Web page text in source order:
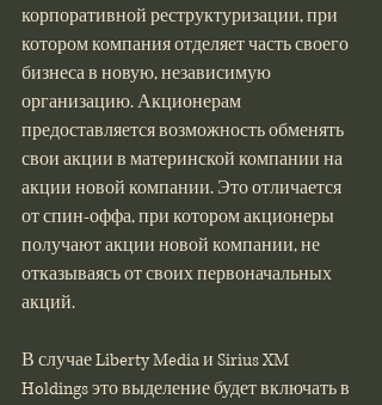
корпоративной реструктуризации, при
котором компания отделяет часть своего
бизнеса в новую, независимую
организацию. Акционерам
предоставляется возможность обменять
свои акции в материнской компании на
акции новой компании. Это отличается
от спин-оффа, при котором акционеры
получают акции новой компании, не
отказываясь от своих первоначальных
акций.
В случае Liberty Media и Sirius XM
Holdings это выделение будет включать в